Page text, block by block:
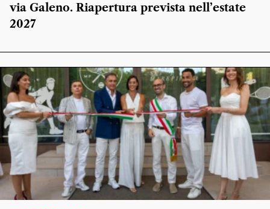
via Galeno. Riapertura prevista nell’estate
2027